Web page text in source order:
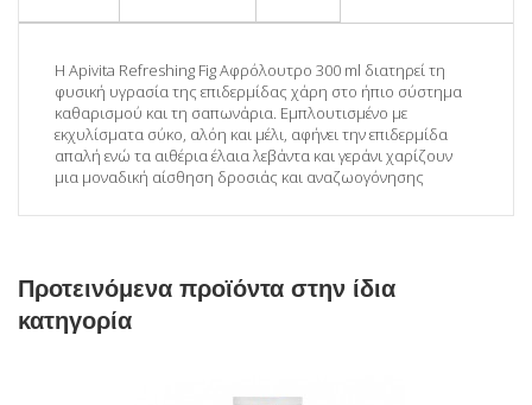
Η Apivita Refreshing Fig Αφρόλουτρο 300 ml διατηρεί τη
φυσική υγρασία της επιδερμίδας χάρη στο ήπιο σύστημα
καθαρισμού και τη σαπωνάρια. Εμπλουτισμένο με
εκχυλίσματα σύκο, αλόη και μέλι, αφήνει την επιδερμίδα
απαλή ενώ τα αιθέρια έλαια λεβάντα και γεράνι χαρίζουν
μια μοναδική αίσθηση δροσιάς και αναζωογόνησης
Προτεινόμενα προϊόντα στην ίδια
κατηγορία